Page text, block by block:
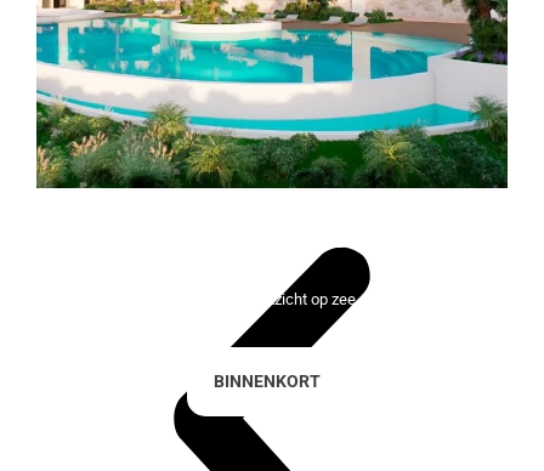
Lady Bonalba Resort
100 exclusieve huizen met uitzicht op zee en de golfbaan
BINNENKORT